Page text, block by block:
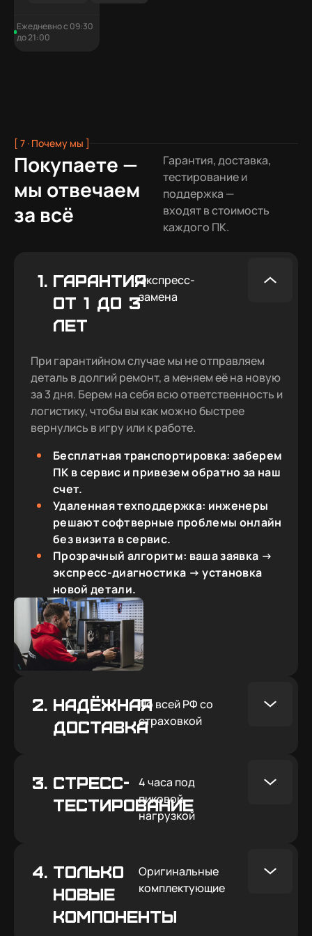
Ежедневно с 09:30
до 21:00
[ 7 · Почему мы ]
Покупаете —
мы отвечаем
за всё
Гарантия, доставка,
тестирование и
поддержка —
входят в стоимость
каждого ПК.
1. ГАРАНТИЯ
ОТ 1 ДО 3
ЛЕТ
Экспресс-
замена
При гарантийном случае мы не отправляем
деталь в долгий ремонт, а меняем её на новую
за 3 дня. Берем на себя всю ответственность и
логистику, чтобы вы как можно быстрее
вернулись в игру или к работе.
Бесплатная транспортировка: заберем
ПК в сервис и привезем обратно за наш
счет.
Удаленная техподдержка: инженеры
решают софтверные проблемы онлайн
без визита в сервис.
Прозрачный алгоритм: ваша заявка →
экспресс-диагностика → установка
новой детали.
2. Надёжная
доставка
По всей РФ со
страховкой
Индивидуальный пенопакет внутри
корпуса
Защитная деревянная обрешетка
3. СТРЕСС-
ТЕСТИРОВАНИЕ
4 часа под
пиковой
нагрузкой
4. Только
новые
компоненты
Оригинальные
комплектующие